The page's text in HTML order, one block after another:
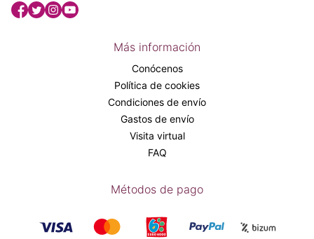
Más información
Conócenos
Política de cookies
Condiciones de envío
Gastos de envío
Visita virtual
FAQ
Métodos de pago